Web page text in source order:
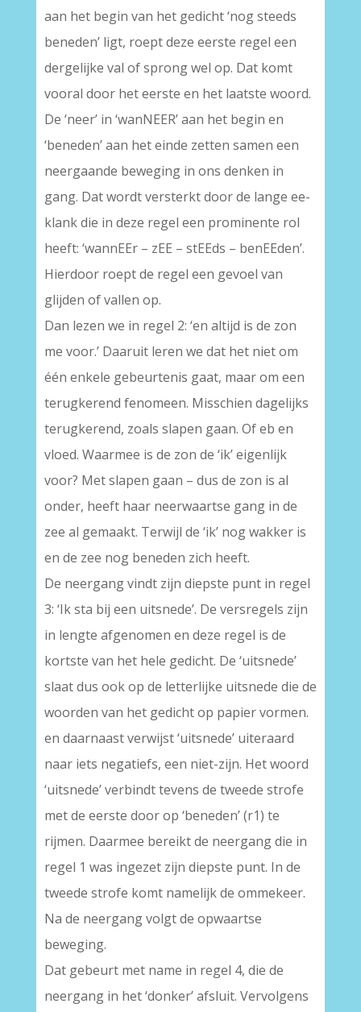
aan het begin van het gedicht ‘nog steeds
beneden’ ligt, roept deze eerste regel een
dergelijke val of sprong wel op. Dat komt
vooral door het eerste en het laatste woord.
De ‘neer’ in ‘wanNEER’ aan het begin en
‘beneden’ aan het einde zetten samen een
neergaande beweging in ons denken in
gang. Dat wordt versterkt door de lange ee-
klank die in deze regel een prominente rol
heeft: ‘wannEEr – zEE – stEEds – benEEden’.
Hierdoor roept de regel een gevoel van
glijden of vallen op.
Dan lezen we in regel 2: ‘en altijd is de zon
me voor.’ Daaruit leren we dat het niet om
één enkele gebeurtenis gaat, maar om een
terugkerend fenomeen. Misschien dagelijks
terugkerend, zoals slapen gaan. Of eb en
vloed. Waarmee is de zon de ‘ik’ eigenlijk
voor? Met slapen gaan – dus de zon is al
onder, heeft haar neerwaartse gang in de
zee al gemaakt. Terwijl de ‘ik’ nog wakker is
en de zee nog beneden zich heeft.
De neergang vindt zijn diepste punt in regel
3: ‘Ik sta bij een uitsnede’. De versregels zijn
in lengte afgenomen en deze regel is de
kortste van het hele gedicht. De ‘uitsnede’
slaat dus ook op de letterlijke uitsnede die de
woorden van het gedicht op papier vormen.
en daarnaast verwijst ‘uitsnede’ uiteraard
naar iets negatiefs, een niet-zijn. Het woord
‘uitsnede’ verbindt tevens de tweede strofe
met de eerste door op ‘beneden’ (r1) te
rijmen. Daarmee bereikt de neergang die in
regel 1 was ingezet zijn diepste punt. In de
tweede strofe komt namelijk de ommekeer.
Na de neergang volgt de opwaartse
beweging.
Dat gebeurt met name in regel 4, die de
neergang in het ‘donker’ afsluit. Vervolgens